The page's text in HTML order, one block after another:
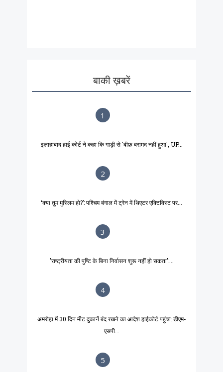
बाकी ख़बरें
1
इलाहाबाद हाई कोर्ट ने कहा कि गाड़ी से 'बीफ़ बरामद नहीं हुआ', UP...
2
‘क्या तुम मुस्लिम हो?’: पश्चिम बंगाल में ट्रेन में थिएटर एक्टिविस्ट पर...
3
'राष्ट्रीयता की पुष्टि के बिना निर्वासन शुरू नहीं हो सकता':...
4
अमरोहा में 30 दिन मीट दुकानें बंद रखने का आदेश हाईकोर्ट पहुंचा: डीएम-
एसपी...
5